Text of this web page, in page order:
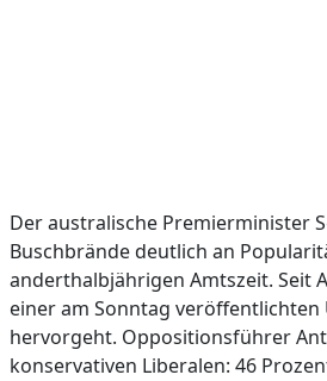
Der australische Premierminister
Buschbrände deutlich an
anderthalbjährigen Amtszeit. Seit
einer am Sonntag
hervorgeht. Oppositionsführer
konservativen Liberalen: 46